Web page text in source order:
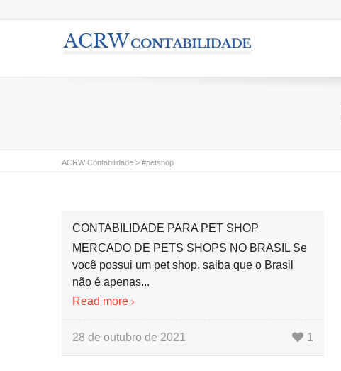
ACRW Contabilidade > #petshop
CONTABILIDADE PARA PET SHOP
MERCADO DE PETS SHOPS NO BRASIL Se
você possui um pet shop, saiba que o Brasil
não é apenas...
Read more
28 de outubro de 2021 1